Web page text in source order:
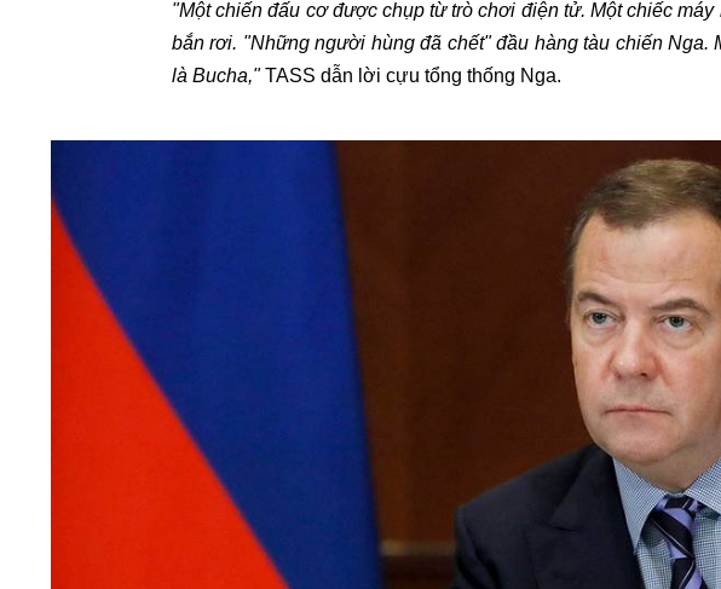
"Một chiến đấu cơ được chụp từ trò chơi điện tử. Một chiếc
bắn rơi. "Những người hùng đã chết" đầu hàng tàu chiến Nga.
là Bucha,"TASS dẫn lời cựu tổng thống Nga.